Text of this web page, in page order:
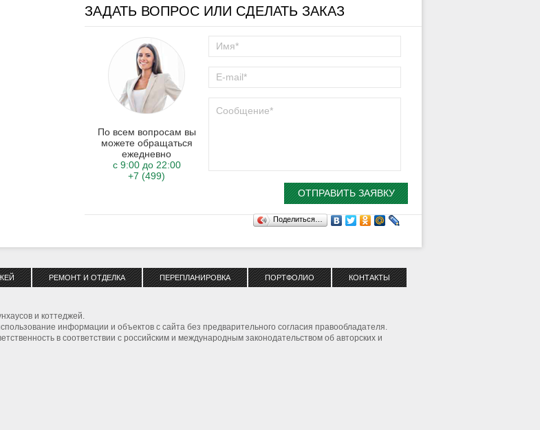
ЗАДАТЬ ВОПРОС ИЛИ СДЕЛАТЬ ЗАКАЗ
По всем вопросам вы
можете обращаться
ежедневно
с 9:00 до 22:00
+7 (499)
Поделиться…
РЕМОНТ И ОТДЕЛКА ПЕРЕПЛАНИРОВКА ПОРТФОЛИО КОНТАКТЫ
и коттеджей.
информации и объектов с сайта без предварительного согласия правообладателя.
в соответствии с российским и международным законодательством об авторских и